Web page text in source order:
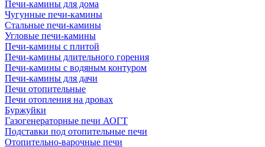
Печи-камины для дома
Чугунные печи-камины
Стальные печи-камины
Угловые печи-камины
Печи-камины с плитой
Печи-камины длительного горения
Печи-камины с водяным контуром
Печи-камины для дачи
Печи отопительные
Печи отопления на дровах
Буржуйки
Газогенераторные печи АОГТ
Подставки под отопительные печи
Отопительно-варочные печи